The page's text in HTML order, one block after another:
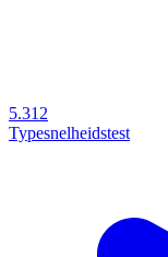
5.312
Typesnelheidstest